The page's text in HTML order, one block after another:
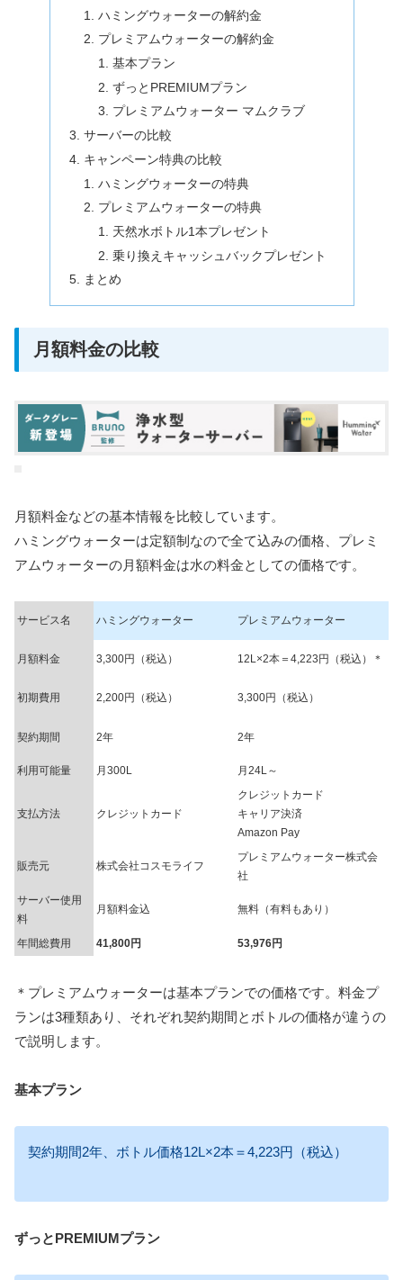
ハミングウォーターの解約金
プレミアムウォーターの解約金
基本プラン
ずっとPREMIUMプラン
プレミアムウォーター マムクラブ
サーバーの比較
キャンペーン特典の比較
ハミングウォーターの特典
プレミアムウォーターの特典
天然水ボトル1本プレゼント
乗り換えキャッシュバックプレゼント
まとめ
月額料金の比較
月額料金などの基本情報を比較しています。
ハミングウォーターは定額制なので全て込みの価格、プレミ
アムウォーターの月額料金は水の料金としての価格です。
サービス名 ハミングウォーター プレミアムウォーター
月額料金 3,300円（税込） 12L×2本＝4,223円（税込）＊
初期費用 2,200円（税込） 3,300円（税込）
契約期間 2年 2年
利用可能量 月300L 月24L～
支払方法 クレジットカード
クレジットカード
キャリア決済
Amazon Pay
販売元 株式会社コスモライフ
プレミアムウォーター株式会
社
サーバー使用
料
月額料金込 無料（有料もあり）
年間総費用 41,800円 53,976円
＊プレミアムウォーターは基本プランでの価格です。料金プ
ランは3種類あり、それぞれ契約期間とボトルの価格が違うの
で説明します。
基本プラン
契約期間2年、ボトル価格12L×2本＝4,223円（税込）
ずっとPREMIUMプラン